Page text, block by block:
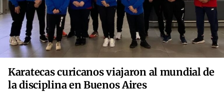
Karatecas curicanos viajaron al mundial de
la disciplina en Buenos Aires